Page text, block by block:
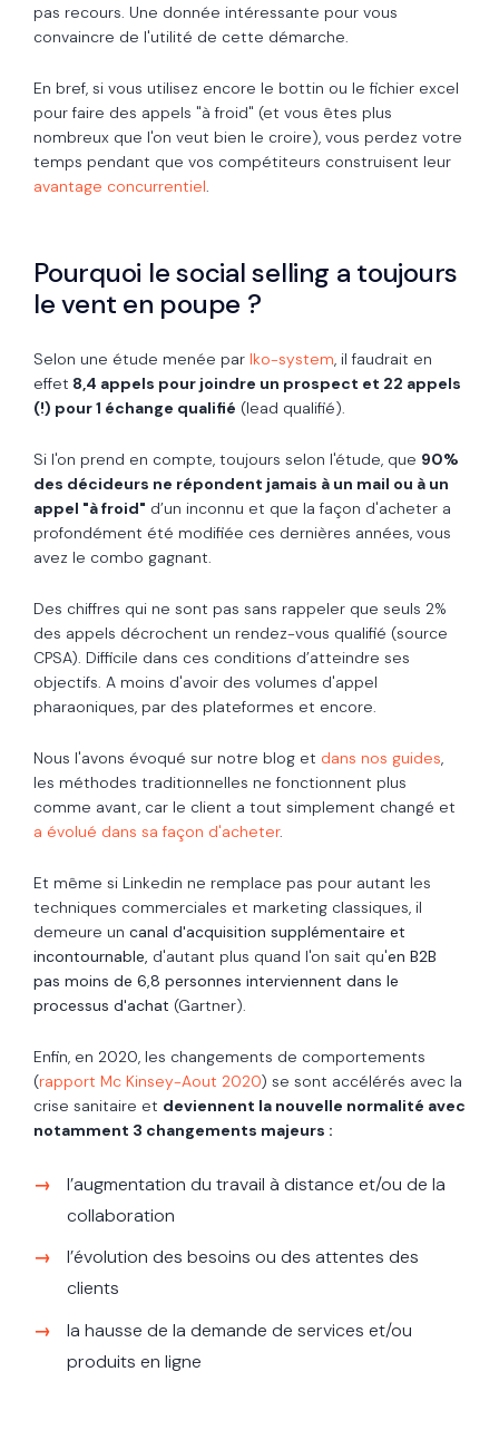
pas recours. Une donnée intéressante pour vous
convaincre de l'utilité de cette démarche.
En bref, si vous utilisez encore le bottin ou le fichier excel
pour faire des appels "à froid" (et vous êtes plus
nombreux que l'on veut bien le croire), vous perdez votre
temps pendant que vos compétiteurs construisent leur
avantage concurrentiel.
Pourquoi le social selling a toujours
le vent en poupe ?
Selon une étude menée par Iko-system, il faudrait en
effet 8,4 appels pour joindre un prospect et 22 appels
(!) pour 1 échange qualifié (lead qualifié).
Si l'on prend en compte, toujours selon l'étude, que 90%
des décideurs ne répondent jamais à un mail ou à un
appel "à froid" d’un inconnu et que la façon d'acheter a
profondément été modifiée ces dernières années, vous
avez le combo gagnant.
Des chiffres qui ne sont pas sans rappeler que seuls 2%
des appels décrochent un rendez-vous qualifié (source
CPSA). Difficile dans ces conditions d’atteindre ses
objectifs. A moins d'avoir des volumes d'appel
pharaoniques, par des plateformes et encore.
Nous l'avons évoqué sur notre blog et dans nos guides,
les méthodes traditionnelles ne fonctionnent plus
comme avant, car le client a tout simplement changé et
a évolué dans sa façon d'acheter.
Et même si Linkedin ne remplace pas pour autant les
techniques commerciales et marketing classiques, il
demeure un canal d'acquisition supplémentaire et
incontournable, d'autant plus quand l'on sait qu'en B2B
pas moins de 6,8 personnes interviennent dans le
processus d'achat (Gartner).
Enfin, en 2020, les changements de comportements
(rapport Mc Kinsey-Aout 2020) se sont accélérés avec la
crise sanitaire et deviennent la nouvelle normalité avec
notamment 3 changements majeurs :
l’augmentation du travail à distance et/ou de la
collaboration
l’évolution des besoins ou des attentes des
clients
la hausse de la demande de services et/ou
produits en ligne